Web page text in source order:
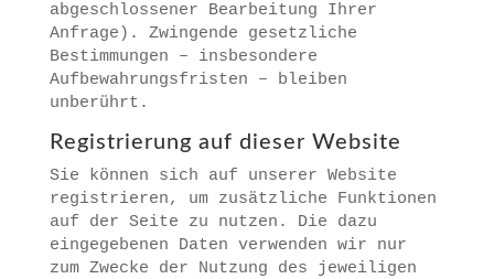
abgeschlossener Bearbeitung Ihrer
Anfrage). Zwingende gesetzliche
Bestimmungen – insbesondere
Aufbewahrungsfristen – bleiben
unberührt.
Registrierung auf dieser Website
Sie können sich auf unserer Website
registrieren, um zusätzliche Funktionen
auf der Seite zu nutzen. Die dazu
eingegebenen Daten verwenden wir nur
zum Zwecke der Nutzung des jeweiligen